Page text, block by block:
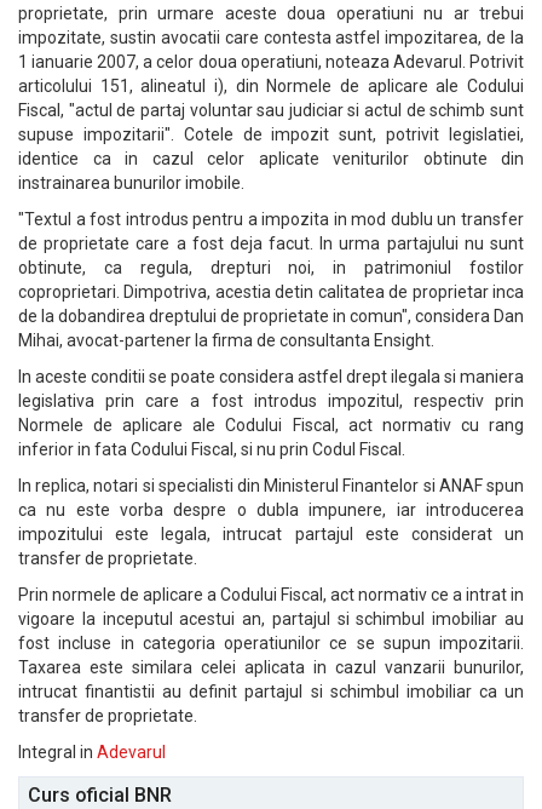
proprietate, prin urmare aceste doua operatiuni nu ar trebui
impozitate, sustin avocatii care contesta astfel impozitarea, de la
1 ianuarie 2007, a celor doua operatiuni, noteaza Adevarul. Potrivit
articolului 151, alineatul i), din Normele de aplicare ale Codului
Fiscal, "actul de partaj voluntar sau judiciar si actul de schimb sunt
supuse impozitarii". Cotele de impozit sunt, potrivit legislatiei,
identice ca in cazul celor aplicate veniturilor obtinute din
instrainarea bunurilor imobile.
"Textul a fost introdus pentru a impozita in mod dublu un transfer
de proprietate care a fost deja facut. In urma partajului nu sunt
obtinute, ca regula, drepturi noi, in patrimoniul fostilor
coproprietari. Dimpotriva, acestia detin calitatea de proprietar inca
de la dobandirea dreptului de proprietate in comun", considera Dan
Mihai, avocat-partener la firma de consultanta Ensight.
In aceste conditii se poate considera astfel drept ilegala si maniera
legislativa prin care a fost introdus impozitul, respectiv prin
Normele de aplicare ale Codului Fiscal, act normativ cu rang
inferior in fata Codului Fiscal, si nu prin Codul Fiscal.
In replica, notari si specialisti din Ministerul Finantelor si ANAF spun
ca nu este vorba despre o dubla impunere, iar introducerea
impozitului este legala, intrucat partajul este considerat un
transfer de proprietate.
Prin normele de aplicare a Codului Fiscal, act normativ ce a intrat in
vigoare la inceputul acestui an, partajul si schimbul imobiliar au
fost incluse in categoria operatiunilor ce se supun impozitarii.
Taxarea este similara celei aplicata in cazul vanzarii bunurilor,
intrucat finantistii au definit partajul si schimbul imobiliar ca un
transfer de proprietate.
Integral in Adevarul
Curs oficial BNR